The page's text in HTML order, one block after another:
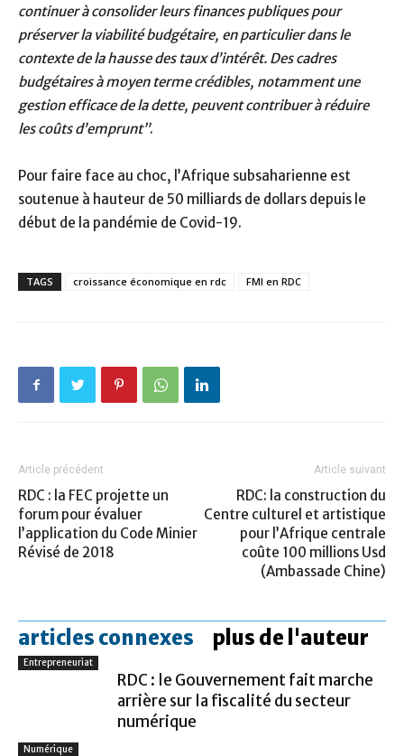
continuer à consolider leurs finances publiques pour
préserver la viabilité budgétaire, en particulier dans le
contexte de la hausse des taux d’intérêt. Des cadres
budgétaires à moyen terme crédibles, notamment une
gestion efficace de la dette, peuvent contribuer à réduire
les coûts d’emprunt”.
Pour faire face au choc, l’Afrique subsaharienne est
soutenue à hauteur de 50 milliards de dollars depuis le
début de la pandémie de Covid-19.
TAGS croissance économique en rdc FMI en RDC
Article précédent
RDC : la FEC projette un
forum pour évaluer
l’application du Code Minier
Révisé de 2018
Article suivant
RDC: la construction du
Centre culturel et artistique
pour l’Afrique centrale
coûte 100 millions Usd
(Ambassade Chine)
articles connexes plus de l'auteur
Entrepreneuriat
RDC : le Gouvernement fait marche
arrière sur la fiscalité du secteur
numérique
Numérique